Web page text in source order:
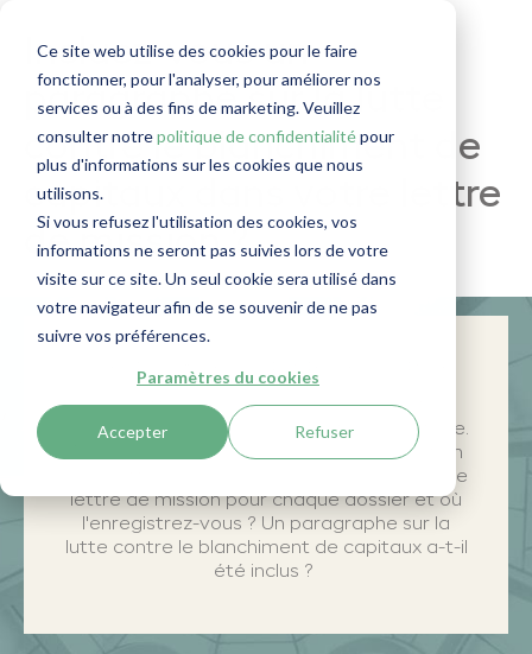
Ce site web utilise des cookies pour le faire
fonctionner, pour l'analyser, pour améliorer nos
services ou à des fins de marketing. Veuillez
consulter notrepolitique de confidentialitépour
plus d'informations sur les cookies que nous
utilisons.
Si vous refusez l'utilisation des cookies, vos
informations ne seront pas suivies lors de votre
visite sur ce site. Un seul cookie sera utilisé dans
votre navigateur afin de se souvenir de ne pas
suivre vos préférences.
Paramètres du cookies
Accepter Refuser
Incluez-vous un
paragraphe sur la lutte
contre le blanchiment de
capitaux dans votre lettre
de mission ?
Question 8 de l'autorité de contrôle
La lettre de mission est un élément
important de l'audit de l'autorité de contrôle.
À quoi ressemble le processus de rédaction
de la lettre de mission ? Disposez-vous d'une
lettre de mission pour chaque dossier et où
l'enregistrez-vous ? Un paragraphe sur la
lutte contre le blanchiment de capitaux a-t-il
été inclus ?